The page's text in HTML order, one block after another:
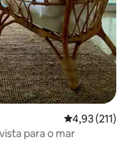
4,93 de uma
4,93 (211)
para o mar